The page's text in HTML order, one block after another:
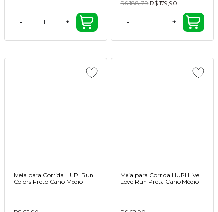
- +
R$ 188,70 R$ 179,90
- +
Meia para Corrida HUPI Run
Colors Preto Cano Médio
Meia para Corrida HUPI Live
Love Run Preta Cano Médio